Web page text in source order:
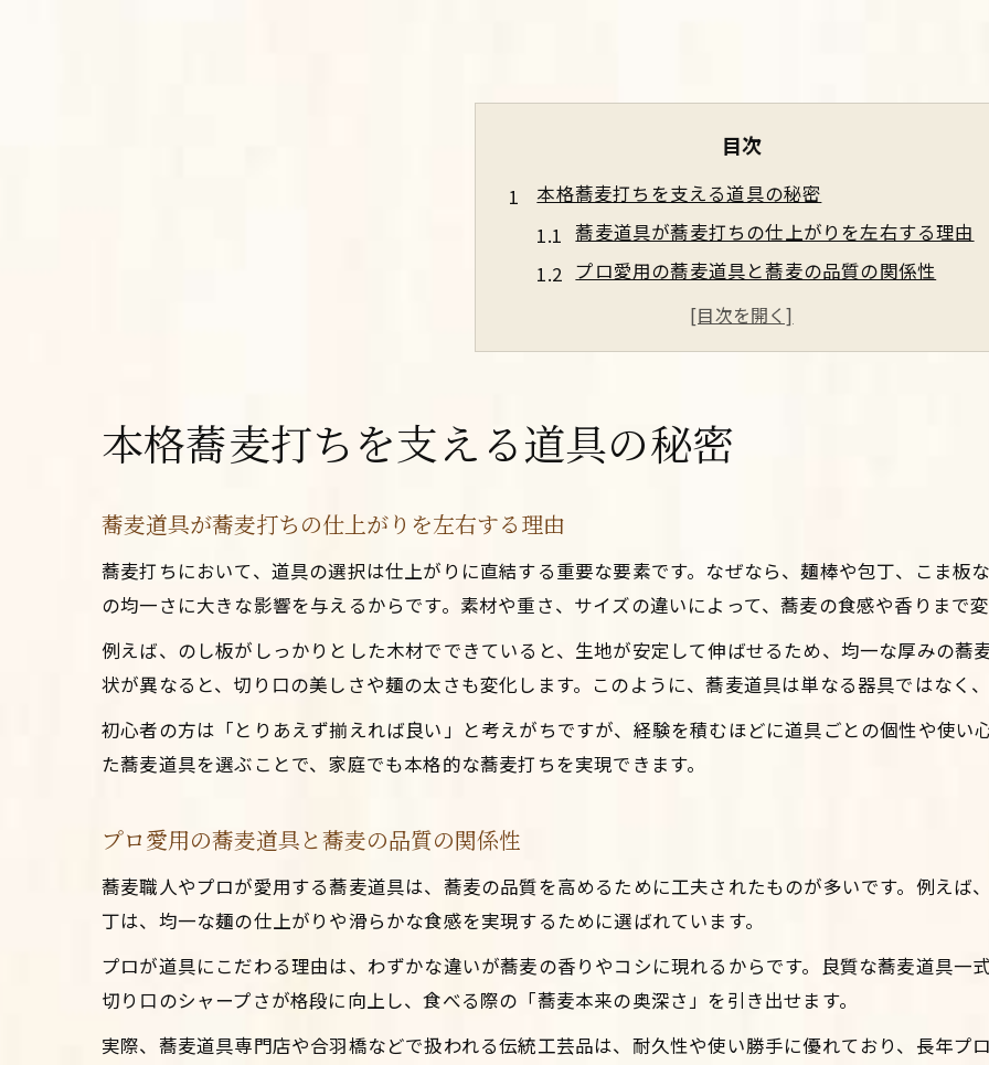
目次
本格蕎麦打ちを支える道具の秘密
蕎麦道具が蕎麦打ちの仕上がりを左右する理由
プロ愛用の蕎麦道具と蕎麦の品質の関係性
蕎麦道具一式の特徴と蕎麦打ちでの活用法
蕎麦打ち道具の選び方が蕎麦の味に与える影響
伝統を感じる蕎麦道具の選び方
伝統工芸が息づく蕎麦道具と蕎麦の魅力
蕎麦道具専門店おすすめの選び方と蕎麦打ち
蕎麦道具中古品活用で体感する伝統の技
蕎麦作りに欠かせない道具徹底解説
蕎麦作りに必要な蕎麦道具とその役割を解説
蕎麦道具一式の機能と効果的な蕎麦打ち方法
蕎麦打ち道具の名前と正しい使い方を知る
ベテランも驚く蕎麦道具の活かし方
蕎麦打ち上達のカギとなる蕎麦道具の工夫
ベテランも実践する蕎麦道具活用のコツ
蕎麦道具を使いこなして蕎麦の腕前を磨く
蕎麦打ちを変える蕎麦道具の応用テクニック
本格蕎麦打ちを支える道具の秘密
蕎麦道具が蕎麦打ちの仕上がりを左右する理由
蕎麦打ちにおいて、道具の選択は仕上がりに直結する重要な要素です。なぜなら、麺棒や包丁、こま板
の均一さに大きな影響を与えるからです。素材や重さ、サイズの違いによって、蕎麦の食感や香りまで
例えば、のし板がしっかりとした木材でできていると、生地が安定して伸ばせるため、均一な厚みの蕎
状が異なると、切り口の美しさや麺の太さも変化します。このように、蕎麦道具は単なる器具ではなく
初心者の方は「とりあえず揃えれば良い」と考えがちですが、経験を積むほどに道具ごとの個性や使い
た蕎麦道具を選ぶことで、家庭でも本格的な蕎麦打ちを実現できます。
プロ愛用の蕎麦道具と蕎麦の品質の関係性
蕎麦職人やプロが愛用する蕎麦道具は、蕎麦の品質を高めるために工夫されたものが多いです。例えば
丁は、均一な麺の仕上がりや滑らかな食感を実現するために選ばれています。
プロが道具にこだわる理由は、わずかな違いが蕎麦の香りやコシに現れるからです。良質な蕎麦道具一
切り口のシャープさが格段に向上し、食べる際の「蕎麦本来の奥深さ」を引き出せます。
実際、蕎麦道具専門店や合羽橋などで扱われる伝統工芸品は、耐久性や使い勝手に優れており、長年プ